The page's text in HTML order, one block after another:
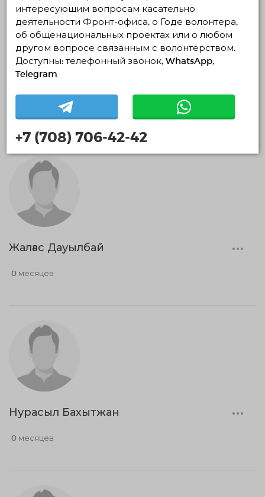
CurtisBobby CurtisBobbyHS
Жалғас Дауылбай
0 месяцев
Нурасыл Бахытжан
0 месяцев
интересующим вопросам касательно
деятельности Фронт-офиса, о Годе волонтера,
об общенациональных проектах или о любом
другом вопросе связанным с волонтерством.
Доступны: телефонный звонок, WhatsApp,
Telegram
+7 (708) 706-42-42